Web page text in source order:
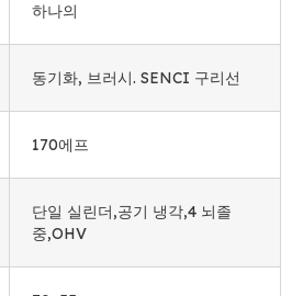
하나의
동기화, 브러시. SENCI 구리선
170에프
단일 실린더,공기 냉각,4 뇌졸
중,OHV